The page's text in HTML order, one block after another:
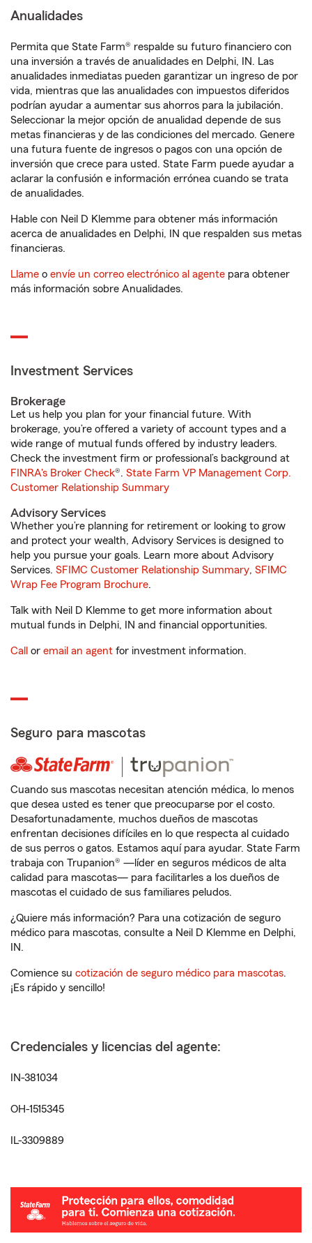
Anualidades
Permita que State Farm® respalde su futuro financiero con
una inversión a través de anualidades en Delphi, IN. Las
anualidades inmediatas pueden garantizar un ingreso de por
vida, mientras que las anualidades con impuestos diferidos
podrían ayudar a aumentar sus ahorros para la jubilación.
Seleccionar la mejor opción de anualidad depende de sus
metas financieras y de las condiciones del mercado. Genere
una futura fuente de ingresos o pagos con una opción de
inversión que crece para usted. State Farm puede ayudar a
aclarar la confusión e información errónea cuando se trata
de anualidades.
Hable con Neil D Klemme para obtener más información
acerca de anualidades en Delphi, IN que respalden sus metas
financieras.
Llame o envíe un correo electrónico al agente para obtener
más información sobre Anualidades.
Investment Services
Brokerage
Let us help you plan for your financial future. With
brokerage, you’re offered a variety of account types and a
wide range of mutual funds offered by industry leaders.
Check the investment firm or professional’s background at
FINRA's Broker Check®. State Farm VP Management Corp.
Customer Relationship Summary
Advisory Services
Whether you’re planning for retirement or looking to grow
and protect your wealth, Advisory Services is designed to
help you pursue your goals. Learn more about Advisory
Services. SFIMC Customer Relationship Summary, SFIMC
Wrap Fee Program Brochure.
Talk with Neil D Klemme to get more information about
mutual funds in Delphi, IN and financial opportunities.
Call or email an agent for investment information.
Seguro para mascotas
Cuando sus mascotas necesitan atención médica, lo menos
que desea usted es tener que preocuparse por el costo.
Desafortunadamente, muchos dueños de mascotas
enfrentan decisiones difíciles en lo que respecta al cuidado
de sus perros o gatos. Estamos aquí para ayudar. State Farm
trabaja con Trupanion® —líder en seguros médicos de alta
calidad para mascotas— para facilitarles a los dueños de
mascotas el cuidado de sus familiares peludos.
¿Quiere más información? Para una cotización de seguro
médico para mascotas, consulte a Neil D Klemme en Delphi,
IN.
Comience su cotización de seguro médico para mascotas.
¡Es rápido y sencillo!
Credenciales y licencias del agente:
IN-381034
OH-1515345
IL-3309889